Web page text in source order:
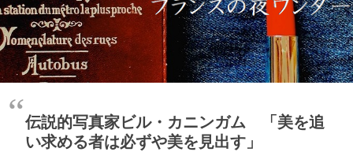
伝説的写真家ビル・カニンガム 「美を追
い求める者は必ずや美を見出す」